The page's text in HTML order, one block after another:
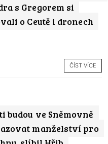
s Gregorem si
o Ceutě i dronech
ČÍST VÍCE
budou ve Sněmovně
manželství pro